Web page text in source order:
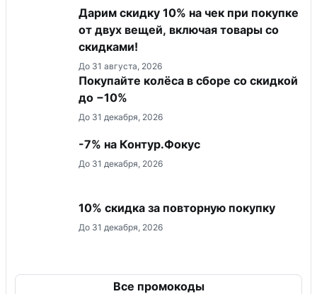
Дарим скидку 10% на чек при покупке
от двух вещей, включая товары со
скидками!
До 31 августа, 2026
Покупайте колёса в сборе со скидкой
до −10%
До 31 декабря, 2026
-7% на Контур.Фокус
До 31 декабря, 2026
10% скидка за повторную покупку
До 31 декабря, 2026
Все промокоды